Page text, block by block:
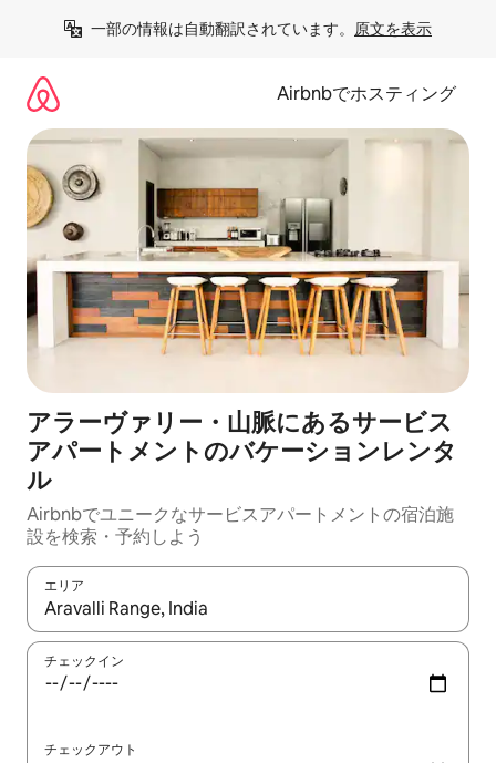
一部の情報は自動翻訳されています。 原文を表示
Airbnbでホスティング
アラーヴァリー・山脈にあるサービス
アパートメントのバケーションレンタ
ル
Airbnbでユニークなサービスアパートメントの宿泊施
設を検索・予約しよう
エリア
検索結果が表示されたら、上下の矢印キーを使って移動するか
チェックイン
チェックアウト